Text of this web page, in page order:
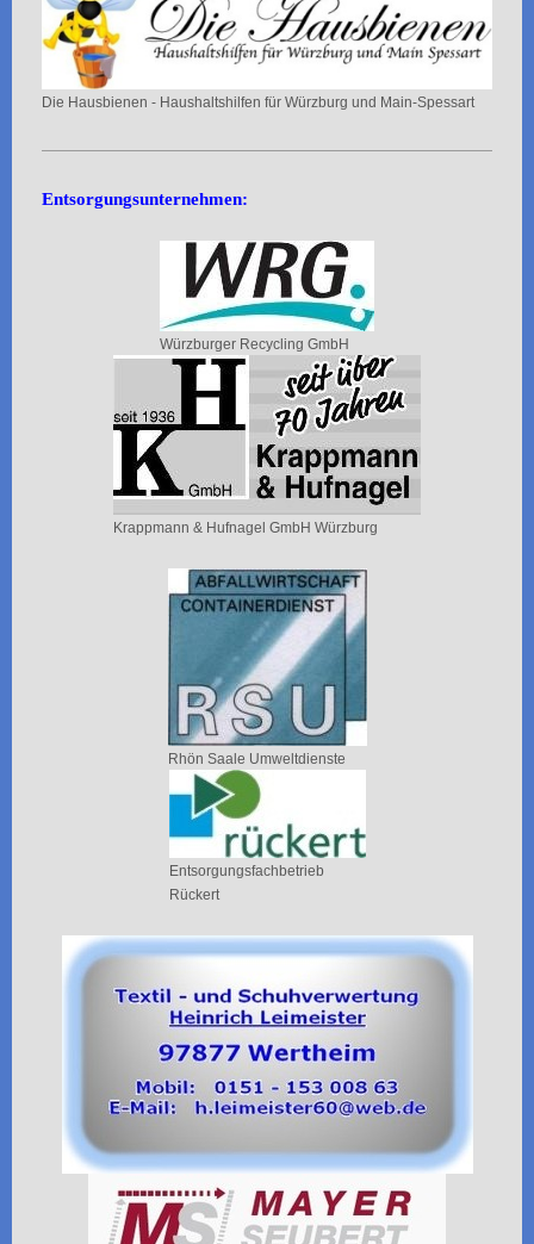
Die Hausbienen - Haushaltshilfen für Würzburg und Main-Spessart
Entsorgungsunternehmen:
Würzburger Recycling GmbH
Krappmann & Hufnagel GmbH Würzburg
Rhön Saale Umweltdienste
Entsorgungsfachbetrieb
Rückert